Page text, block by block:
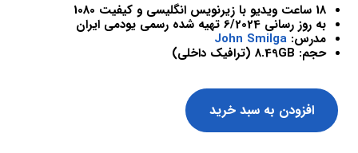
18 ساعت ویدیو با زیرنویس انگلیسی و کیفیت 1080
به روز رسانی 6/2024 تهیه شده رسمی یودمی ایران
مدرس: John Smilga
حجم: 8.49GB (ترافیک داخلی)
افزودن به سبد خرید